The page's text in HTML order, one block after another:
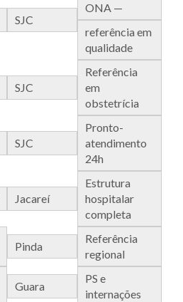
SJC
ONA —
referência em
qualidade
SJC
Referência
em
obstetrícia
SJC
Pronto-
atendimento
24h
Jacareí
Estrutura
hospitalar
completa
Pinda
Referência
regional
Guara
PS e
internações